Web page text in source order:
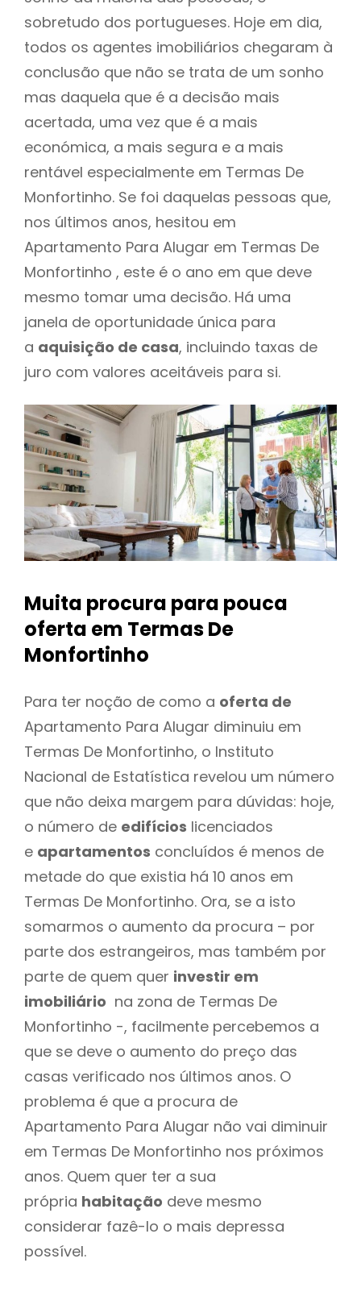
sobretudo dos portugueses. Hoje em dia,
todos os agentes imobiliários chegaram à
conclusão que não se trata de um sonho
mas daquela que é a decisão mais
acertada, uma vez que é a mais
económica, a mais segura e a mais
rentável especialmente em Termas De
Monfortinho. Se foi daquelas pessoas que,
nos últimos anos, hesitou em
Apartamento Para Alugar em Termas De
Monfortinho , este é o ano em que deve
mesmo tomar uma decisão. Há uma
janela de oportunidade única para
a aquisição de casa, incluindo taxas de
juro com valores aceitáveis para si.
Muita procura para pouca
oferta em Termas De
Monfortinho
Para ter noção de como a oferta de
Apartamento Para Alugar diminuiu em
Termas De Monfortinho, o Instituto
Nacional de Estatística revelou um número
que não deixa margem para dúvidas: hoje,
o número de edifícios licenciados
e apartamentos concluídos é menos de
metade do que existia há 10 anos em
Termas De Monfortinho. Ora, se a isto
somarmos o aumento da procura – por
parte dos estrangeiros, mas também por
parte de quem quer investir em
imobiliário na zona de Termas De
Monfortinho -, facilmente percebemos a
que se deve o aumento do preço das
casas verificado nos últimos anos. O
problema é que a procura de
Apartamento Para Alugar não vai diminuir
em Termas De Monfortinho nos próximos
anos. Quem quer ter a sua
própria habitação deve mesmo
considerar fazê-lo o mais depressa
possível.